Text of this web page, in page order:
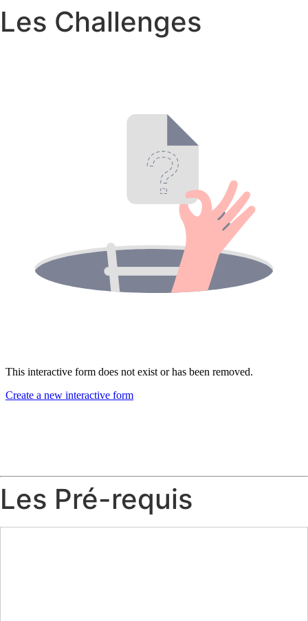
Les Challenges
Les Pré-requis